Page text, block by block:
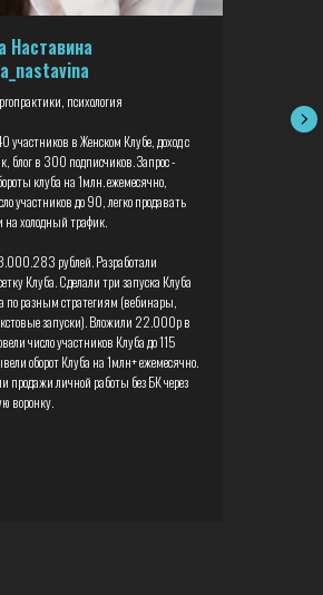
Наставина
психология
участников в Женском Клубе, доход с
блог в 300 подписчиков. Запрос -
клуба на 1млн. ежемесячно,
участников до 90, легко продавать
на холодный трафик.
рублей. Разработали
Клуба. Сделали три запуска Клуба
по разным стратегиям (вебинары,
запуски). Вложили 22.000р в
число участников Клуба до 115
оборот Клуба на 1млн+ ежемесячно.
продажи личной работы без БК через
воронку.